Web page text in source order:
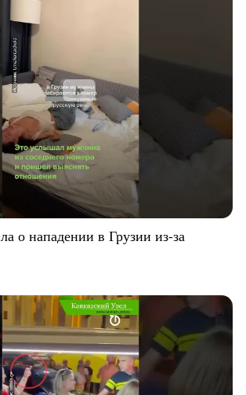
о нападении в Грузии из-за